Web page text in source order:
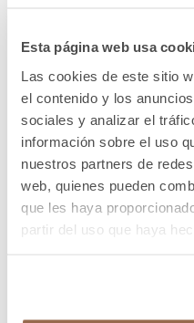
Esta página web usa
Las cookies de este sitio
el contenido y los
sociales y analizar el
información sobre el uso
nuestros partners de
web, quienes pueden
que les haya
partir del uso que haya
Metoidoioplastia:
metaidoplatia es una
tiene como objetivo
longitud del clítoris
mediante el uso de
cirugía, el clítoris
neofalo, el cual
pie. Además,
y táctil. Sin embargo,
sexuales con
los ovarios. Esta